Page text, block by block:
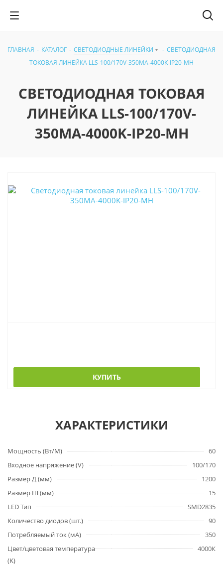
ГЛАВНАЯ - КАТАЛОГ - СВЕТОДИОДНЫЕ ЛИНЕЙКИ - СВЕТОДИОДНАЯ
ТОКОВАЯ ЛИНЕЙКА LLS-100/170V-350МА-4000K-IP20-МН
СВЕТОДИОДНАЯ ТОКОВАЯ
ЛИНЕЙКА LLS-100/170V-
350МА-4000K-IP20-МН
КУПИТЬ
ХАРАКТЕРИСТИКИ
Мощность (Вт/М)
60
Входное напряжение (V)
100/170
Размер Д (мм)
1200
Размер Ш (мм)
15
LED Тип
SMD2835
Количество диодов (шт.)
90
Потребляемый ток (мА)
350
Цвет/цветовая температура
(K)
4000К